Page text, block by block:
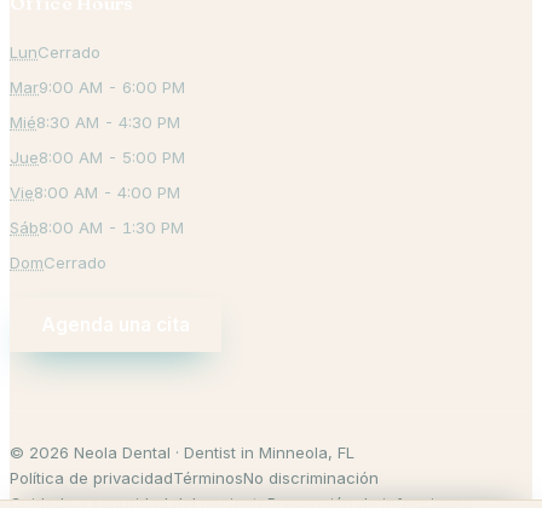
LunCerrado
Mar9:00 AM - 6:00 PM
Mié8:30 AM - 4:30 PM
Jue8:00 AM - 5:00 PM
Vie8:00 AM - 4:00 PM
Sáb8:00 AM - 1:30 PM
DomCerrado
© 2026 Neola Dental · Dentist in Minneola, FL
Política de privacidadTérminosNo discriminación
Cuidado y seguridad del pacientePrevención de infecciones